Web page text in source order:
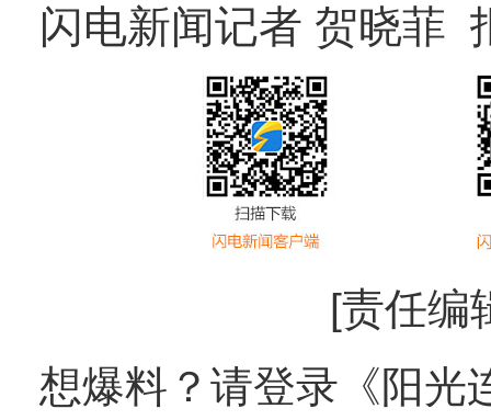
闪电新闻记者 贺晓菲
[责任编
想爆料？请登录《阳光